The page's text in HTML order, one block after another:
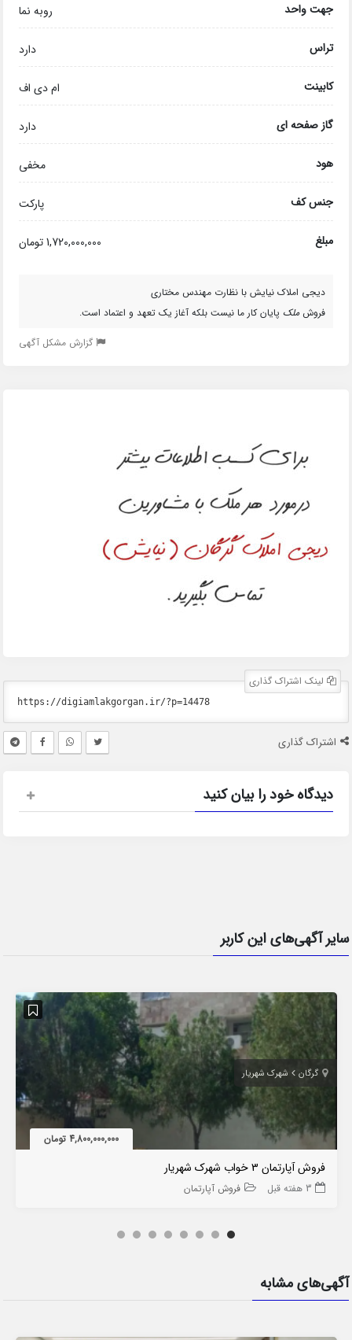
جهت واحد روبه نما
تراس دارد
کابینت ام دی اف
گاز صفحه ای دارد
هود مخفی
جنس کف پارکت
مبلغ 1,720,000,000 تومان
دیجی املاک نیایش با نظارت مهندس مختاری
فروشملک پایان کار ما نیست بلکه آغاز یک تعهد و اعتماد است.
گزارش مشکل آگهی
لینک اشتراک گذاری
اشتراک گذاری
دیدگاه خود را بیان کنید
سایر آگهی‌های این کاربر
گرگان شهرک شهریار
4,800,000,000 تومان
فروش آپارتمان 3 خواب شهرک شهریار
3 هفته قبل فروش آپارتمان
آگهی‌های مشابه